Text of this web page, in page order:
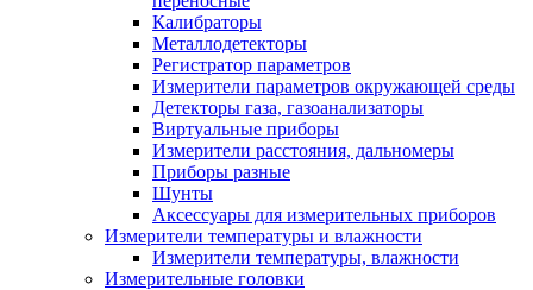
Калибраторы
Металлодетекторы
Регистратор параметров
Измерители параметров окружающей среды
Детекторы газа, газоанализаторы
Виртуальные приборы
Измерители расстояния, дальномеры
Приборы разные
Шунты
Аксессуары для измерительных приборов
Измерители температуры и влажности
Измерители температуры, влажности
Измерительные головки